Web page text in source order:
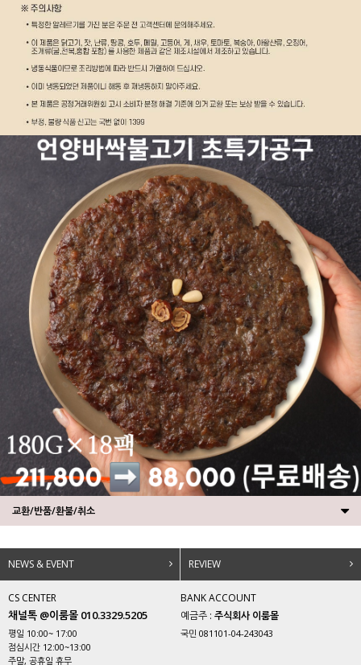
교환/반품/환불/취소
NEWS & EVENT REVIEW
CS CENTER
채널톡 @이룸몰 010.3329.5205
평일 10:00~ 17:00
점심시간 12:00~13:00
주말, 공휴일 휴무
BANK ACCOUNT
예금주 : 주식회사 이룸몰
국민 081101-04-243043